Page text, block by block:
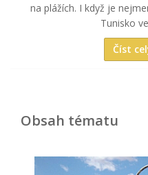
na plážích. I když je
Tunisko
Číst
Obsah tématu